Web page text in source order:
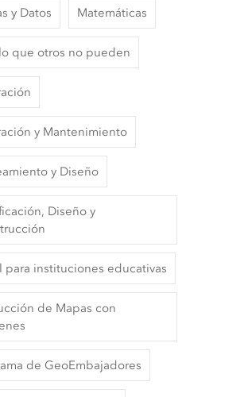
y Datos Matemáticas
que otros no pueden
y Mantenimiento
y Diseño
Diseño y
para instituciones educativas
de Mapas con
de GeoEmbajadores